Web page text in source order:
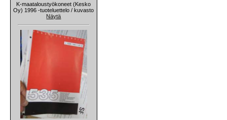
K-maataloustyökoneet (Kesko
Oy) 1996 -tuoteluettelo / kuvasto
Näytä